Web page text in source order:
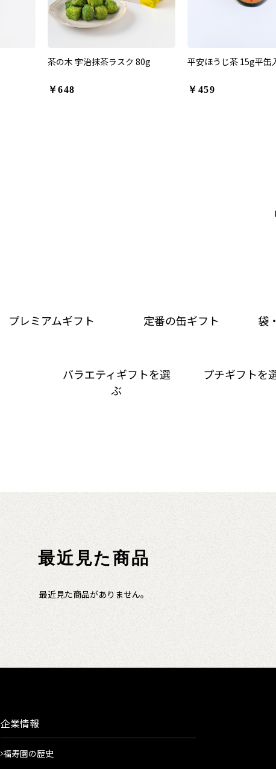
茶の木 宇治抹茶ラスク 80g
￥648
平安ほうじ茶 15g平缶
￥459
プレミアムギフト 定番の缶ギフト
袋
バラエティギフトを選
ぶ
プチギフトを
最近見た商品
最近見た商品がありません。
企業情報
福寿園の歴史